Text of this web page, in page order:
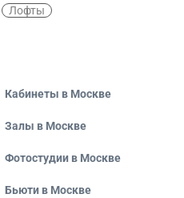
Лофты
Кабинеты в Москве
Залы в Москве
Фотостудии в Москве
Бьюти в Москве